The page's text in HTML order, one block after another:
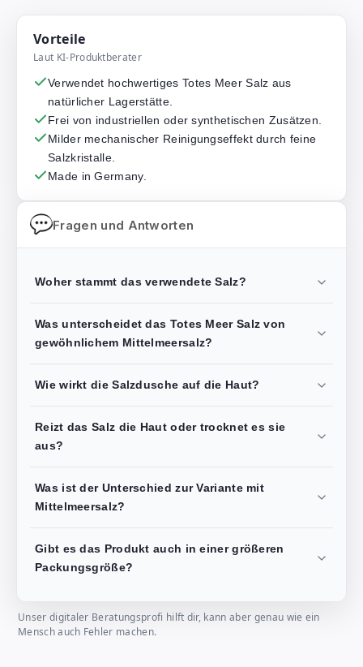
Vorteile
Laut KI-Produktberater
Verwendet hochwertiges Totes Meer Salz aus
natürlicher Lagerstätte.
Frei von industriellen oder synthetischen Zusätzen.
Milder mechanischer Reinigungseffekt durch feine
Salzkristalle.
Made in Germany.
Fragen und Antworten
Woher stammt das verwendete Salz?
Was unterscheidet das Totes Meer Salz von
gewöhnlichem Mittelmeersalz?
Wie wirkt die Salzdusche auf die Haut?
Reizt das Salz die Haut oder trocknet es sie
aus?
Was ist der Unterschied zur Variante mit
Mittelmeersalz?
Gibt es das Produkt auch in einer größeren
Packungsgröße?
Unser digitaler Beratungsprofi hilft dir, kann aber genau wie ein
Mensch auch Fehler machen.